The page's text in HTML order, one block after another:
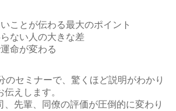
ことが伝わる最大のポイント
ない人の大きな差
命が変わる
のセミナーで、驚くほど説明がわかり
えします。
、先輩、同僚の評価が圧倒的に変わり